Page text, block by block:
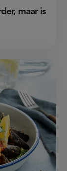
maar is